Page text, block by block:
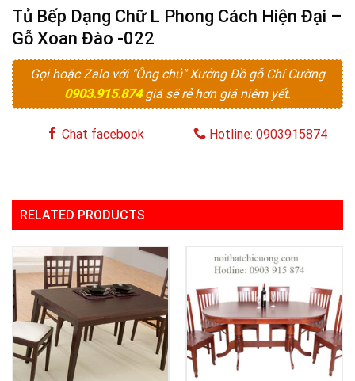
Tủ Bếp Dạng Chữ L Phong Cách Hiện Đại –
Gỗ Xoan Đào -022
Gọi hoặc Zalo với "Ông chủ" Xưởng Đồ gỗ Chí Cường
0903.915.874giá sẽ rẻ hơn giá niêm yết.
Chat facebook Hotline: 0903915874
RELATED PRODUCTS